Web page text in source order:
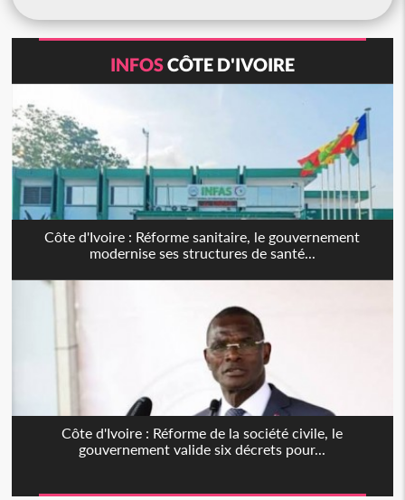
INFOSCÔTE D'IVOIRE
Côte d'Ivoire : Réforme sanitaire, le gouvernement
modernise ses structures de santé...
Côte d'Ivoire : Réforme de la société civile, le
gouvernement valide six décrets pour...